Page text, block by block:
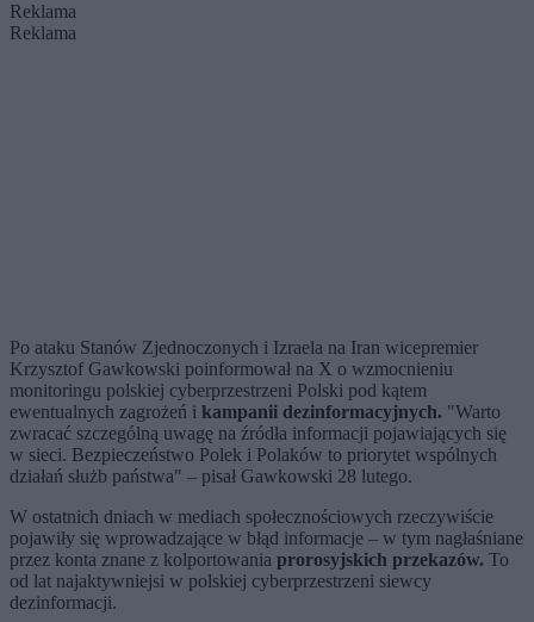
Reklama
Reklama
Po ataku Stanów Zjednoczonych i Izraela na Iran wicepremier
Krzysztof Gawkowski poinformował na X o wzmocnieniu
monitoringu polskiej cyberprzestrzeni Polski pod kątem
ewentualnych zagrożeń i kampanii dezinformacyjnych. "Warto
zwracać szczególną uwagę na źródła informacji pojawiających się
w sieci. Bezpieczeństwo Polek i Polaków to priorytet wspólnych
działań służb państwa" – pisał Gawkowski 28 lutego.
W ostatnich dniach w mediach społecznościowych rzeczywiście
pojawiły się wprowadzające w błąd informacje – w tym nagłaśniane
przez konta znane z kolportowania prorosyjskich przekazów. To
od lat najaktywniejsi w polskiej cyberprzestrzeni siewcy
dezinformacji.